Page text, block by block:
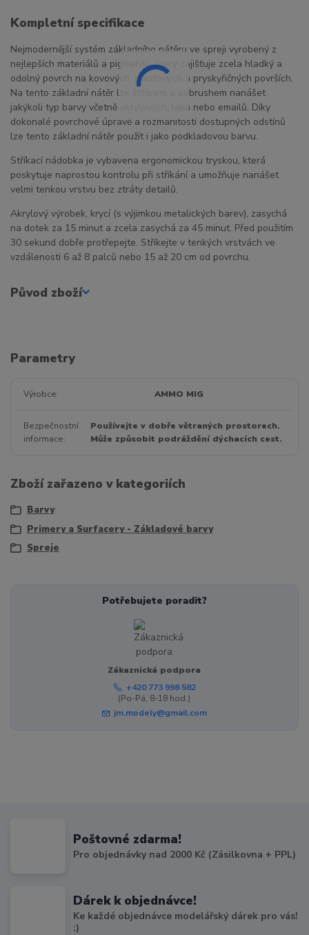
Kompletní specifikace
Nejmodernější systém základního nátěru ve spreji vyrobený z
nejlepších materiálů a pigmentů, který zajišťuje zcela hladký a
odolný povrch na kovových, plastových a pryskyřičných površích.
Na tento základní nátěr lze štětcem a airbrushem nanášet
jakýkoli typ barvy včetně akrylových, laků nebo emailů. Díky
dokonalé povrchové úpravě a rozmanitosti dostupných odstínů
lze tento základní nátěr použít i jako podkladovou barvu.
Stříkací nádobka je vybavena ergonomickou tryskou, která
poskytuje naprostou kontrolu při stříkání a umožňuje nanášet
velmi tenkou vrstvu bez ztráty detailů.
Akrylový výrobek, krycí (s výjimkou metalických barev), zasychá
na dotek za 15 minut a zcela zasychá za 45 minut. Před použitím
30 sekund dobře protřepejte. Stříkejte v tenkých vrstvách ve
vzdálenosti 6 až 8 palců nebo 15 až 20 cm od povrchu.
Původ zboží
Parametry
Výrobce AMMO MIG
Bezpečnostní
informace
Používejte v dobře větraných prostorech.
Může způsobit podráždění dýchacích cest.
Zboží zařazeno v kategoriích
Barvy
Primery a Surfacery - Základové barvy
Spreje
Potřebujete poradit?
Zákaznická podpora
+420 773 998 582
(Po-Pá, 8-18 hod.)
jm.modely@gmail.com
Poštovné zdarma!
Pro objednávky nad 2000 Kč (Zásilkovna + PPL)
Dárek k objednávce!
Ke každé objednávce modelářský dárek pro vás!
:)